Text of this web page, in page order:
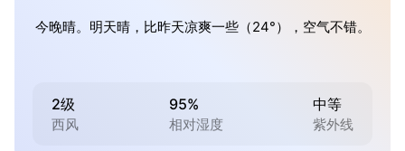
今晚晴。明天晴，比昨天凉爽一些（24°），空气不错。
2级
西风
95%
相对湿度
中等
紫外线